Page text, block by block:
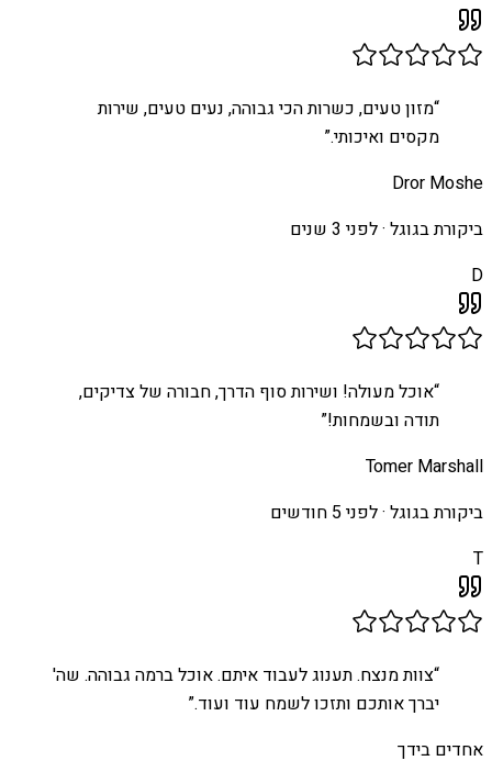
“מזון טעים, כשרות הכי גבוהה, נעים טעים, שירות
מקסים ואיכותי.”
Dror Moshe
ביקורת בגוגל ·לפני 3 שנים
D
“אוכל מעולה! ושירות סוף הדרך, חבורה של צדיקים,
תודה ובשמחות!”
Tomer Marshall
ביקורת בגוגל ·לפני 5 חודשים
T
“צוות מנצח. תענוג לעבוד איתם. אוכל ברמה גבוהה. שה'
יברך אותכם ותזכו לשמח עוד ועוד.”
אחדים בידך